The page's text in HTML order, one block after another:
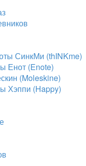
СинкМи (thINKme)
Енот (Enote)
(Moleskine)
Хэппи (Happy)